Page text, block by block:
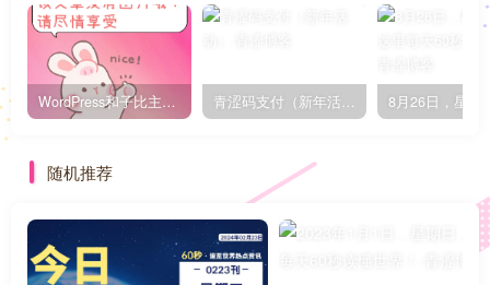
WordPress和子比主题模板&网站美化方法教程-已更新到:23-01-8 青涩码支付（新年活动）
随机推荐